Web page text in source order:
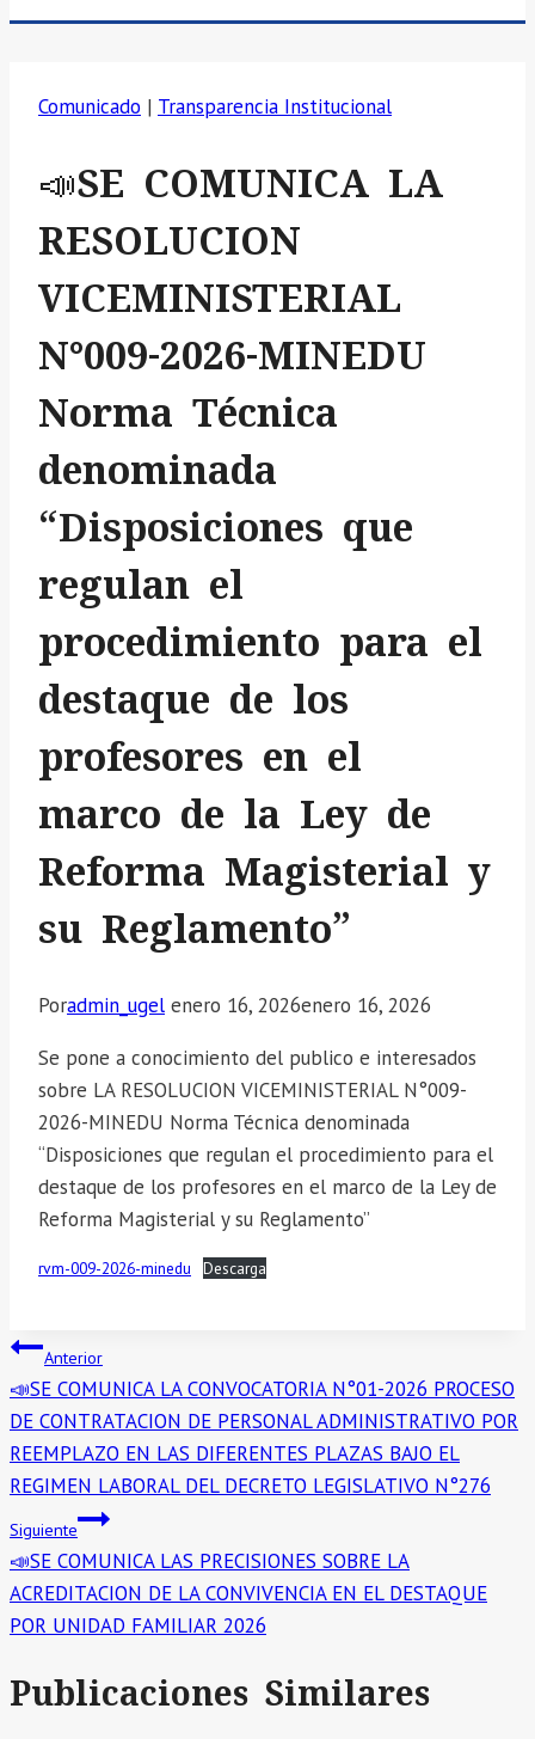
Comunicado | Transparencia Institucional
📣SE COMUNICA LA
RESOLUCION
VICEMINISTERIAL
N°009-2026-MINEDU
Norma Técnica
denominada
“Disposiciones que
regulan el
procedimiento para el
destaque de los
profesores en el
marco de la Ley de
Reforma Magisterial y
su Reglamento”
Poradmin_ugel enero 16, 2026enero 16, 2026
Se pone a conocimiento del publico e interesados
sobre LA RESOLUCION VICEMINISTERIAL N°009-
2026-MINEDU Norma Técnica denominada
“Disposiciones que regulan el procedimiento para el
destaque de los profesores en el marco de la Ley de
Reforma Magisterial y su Reglamento”
rvm-009-2026-minedu Descarga
Navegación
de
entradas
Anterior
📣SE COMUNICA LA CONVOCATORIA N°01-2026 PROCESO
DE CONTRATACION DE PERSONAL ADMINISTRATIVO POR
REEMPLAZO EN LAS DIFERENTES PLAZAS BAJO EL
REGIMEN LABORAL DEL DECRETO LEGISLATIVO N°276
Siguiente
📣SE COMUNICA LAS PRECISIONES SOBRE LA
ACREDITACION DE LA CONVIVENCIA EN EL DESTAQUE
POR UNIDAD FAMILIAR 2026
Publicaciones Similares